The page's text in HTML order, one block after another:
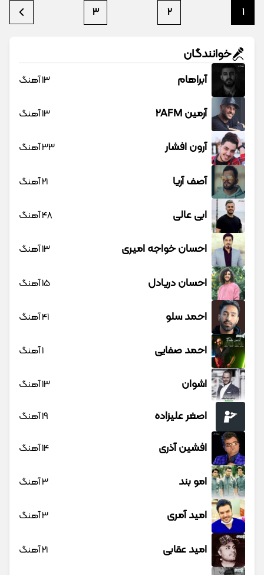
1
2
3
خوانندگان
آبراهام 13 آهنگ
آرمین 2AFM 13 آهنگ
آرون افشار 33 آهنگ
آصف آریا 21 آهنگ
ابی عالی 48 آهنگ
احسان خواجه امیری 13 آهنگ
احسان دریادل 15 آهنگ
احمد سلو 41 آهنگ
احمد صفایی 1 آهنگ
اشوان 13 آهنگ
اصغر علیزاده 19 آهنگ
افشین آذری 14 آهنگ
امو بند 3 آهنگ
امید آمری 3 آهنگ
امید عقابی 21 آهنگ